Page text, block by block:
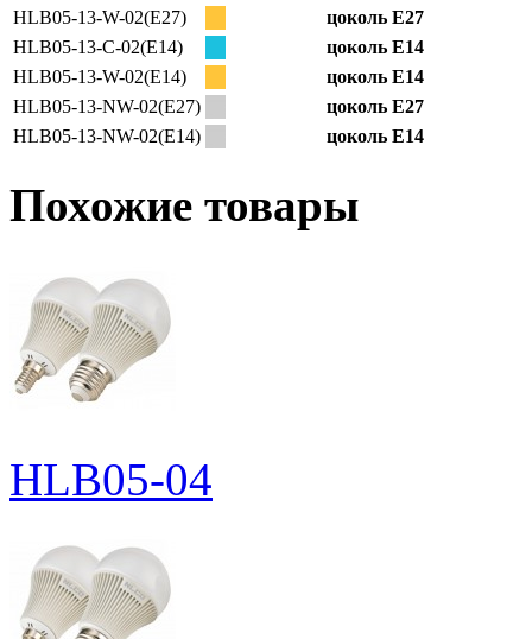
HLB05-13-W-02(E27)
цоколь E27
HLB05-13-C-02(E14)
цоколь E14
HLB05-13-W-02(E14)
цоколь E14
HLB05-13-NW-02(E27)
цоколь E27
HLB05-13-NW-02(E14)
цоколь E14
Похожие товары
HLB05-04